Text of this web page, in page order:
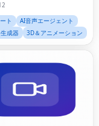
ト
AI音声エージェント
成器
3D＆アニメーション